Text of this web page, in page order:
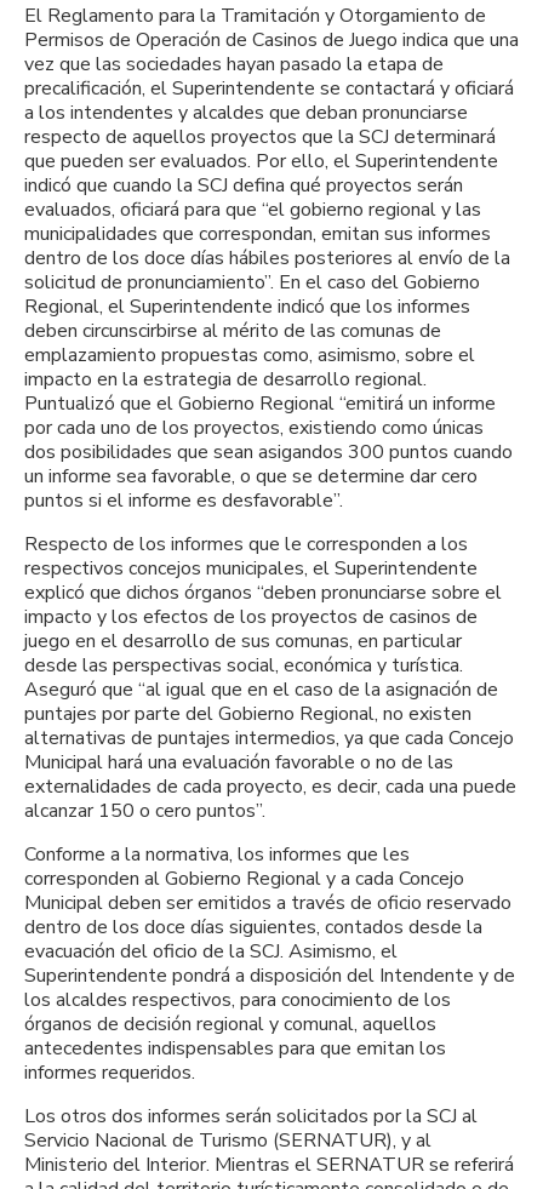
El Reglamento para la Tramitación y Otorgamiento de
Permisos de Operación de Casinos de Juego indica que una
vez que las sociedades hayan pasado la etapa de
precalificación, el Superintendente se contactará y oficiará
a los intendentes y alcaldes que deban pronunciarse
respecto de aquellos proyectos que la SCJ determinará
que pueden ser evaluados. Por ello, el Superintendente
indicó que cuando la SCJ defina qué proyectos serán
evaluados, oficiará para que “el gobierno regional y las
municipalidades que correspondan, emitan sus informes
dentro de los doce días hábiles posteriores al envío de la
solicitud de pronunciamiento”. En el caso del Gobierno
Regional, el Superintendente indicó que los informes
deben circunscirbirse al mérito de las comunas de
emplazamiento propuestas como, asimismo, sobre el
impacto en la estrategia de desarrollo regional.
Puntualizó que el Gobierno Regional “emitirá un informe
por cada uno de los proyectos, existiendo como únicas
dos posibilidades que sean asigandos 300 puntos cuando
un informe sea favorable, o que se determine dar cero
puntos si el informe es desfavorable”.
Respecto de los informes que le corresponden a los
respectivos concejos municipales, el Superintendente
explicó que dichos órganos “deben pronunciarse sobre el
impacto y los efectos de los proyectos de casinos de
juego en el desarrollo de sus comunas, en particular
desde las perspectivas social, económica y turística.
Aseguró que “al igual que en el caso de la asignación de
puntajes por parte del Gobierno Regional, no existen
alternativas de puntajes intermedios, ya que cada Concejo
Municipal hará una evaluación favorable o no de las
externalidades de cada proyecto, es decir, cada una puede
alcanzar 150 o cero puntos”.
Conforme a la normativa, los informes que les
corresponden al Gobierno Regional y a cada Concejo
Municipal deben ser emitidos a través de oficio reservado
dentro de los doce días siguientes, contados desde la
evacuación del oficio de la SCJ. Asimismo, el
Superintendente pondrá a disposición del Intendente y de
los alcaldes respectivos, para conocimiento de los
órganos de decisión regional y comunal, aquellos
antecedentes indispensables para que emitan los
informes requeridos.
Los otros dos informes serán solicitados por la SCJ al
Servicio Nacional de Turismo (SERNATUR), y al
Ministerio del Interior. Mientras el SERNATUR se referirá